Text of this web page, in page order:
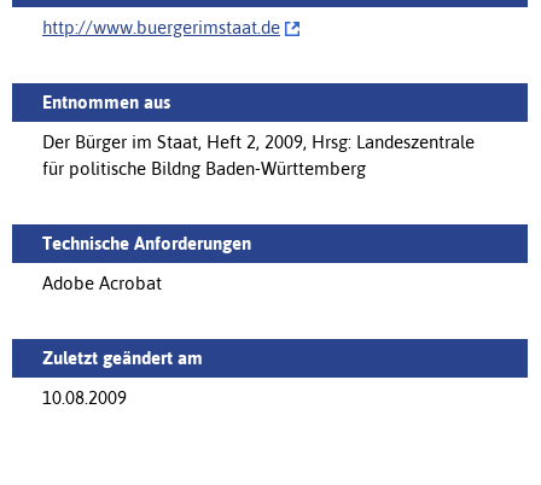
http://‌www.buergerimstaat.de
Entnommen aus
Der Bürger im Staat, Heft 2, 2009, Hrsg: Landeszentrale
für politische Bildng Baden-Württemberg
Technische Anforderungen
Adobe Acrobat
Zuletzt geändert am
10.08.2009